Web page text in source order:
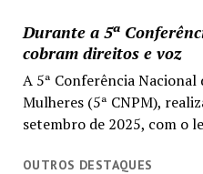
Durante a 5ª
cobram direitos e voz
A 5ª Conferência
Mulheres (5ª CNPM),
setembro de 2025, com o
OUTROS DESTAQUES